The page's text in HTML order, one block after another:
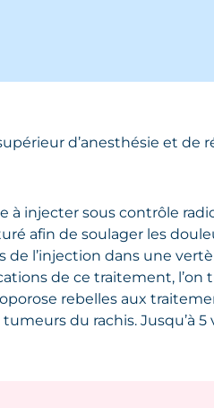
d’anesthésie et de
à injecter sous contrôle
afin de soulager les
l’injection dans une
de ce traitement, l’on
rebelles aux
du rachis. Jusqu’à